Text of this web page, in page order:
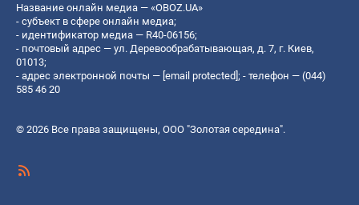
Название онлайн медиа — «OBOZ.UA»
- субъект в сфере онлайн медиа;
- идентификатор медиа — R40-06156;
- почтовый адрес — ул. Деревообрабатывающая, д. 7, г. Киев,
01013;
- адрес электронной почты — [email protected]; - телефон — (044)
585 46 20
© 2026 Все права защищены, ООО "Золотая середина".